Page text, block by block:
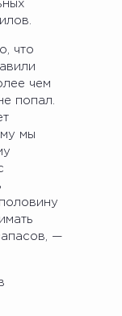
что
чем
попал.
мы
—